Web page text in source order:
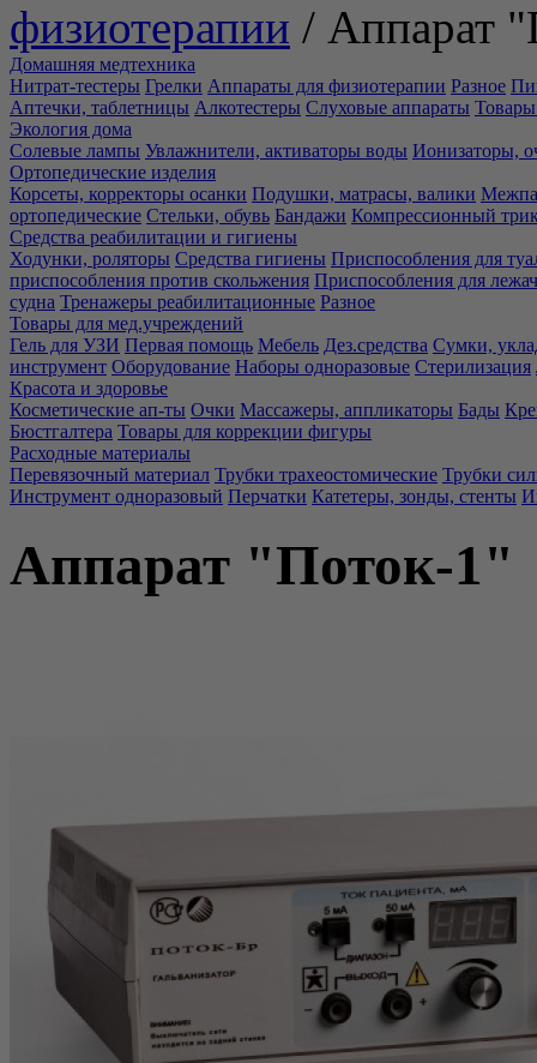
физиотерапии / Аппарат
Домашняя медтехника
Нитрат-тестеры Грелки Аппараты для физиотерапии Разное
Аптечки, таблетницы Алкотестеры Слуховые аппараты Товары
Экология дома
Солевые лампы Увлажнители, активаторы воды Ионизаторы,
Ортопедические изделия
Корсеты, корректоры осанки Подушки, матрасы, валики
ортопедические Стельки, обувь Бандажи Компрессионный
Средства реабилитации и гигиены
Ходунки, роляторы Средства гигиены Приспособления для
приспособления против скольжения Приспособления для
судна Тренажеры реабилитационные Разное
Товары для мед.учреждений
Гель для УЗИ Первая помощь Мебель Дез.средства Сумки,
инструмент Оборудование Наборы одноразовые Стерилизация
Красота и здоровье
Косметические ап-ты Очки Массажеры, аппликаторы Бады
Бюстгалтера Товары для коррекции фигуры
Расходные материалы
Перевязочный материал Трубки трахеостомические Трубки
Инструмент одноразовый Перчатки Катетеры, зонды, стенты
Аппарат "Поток-1"